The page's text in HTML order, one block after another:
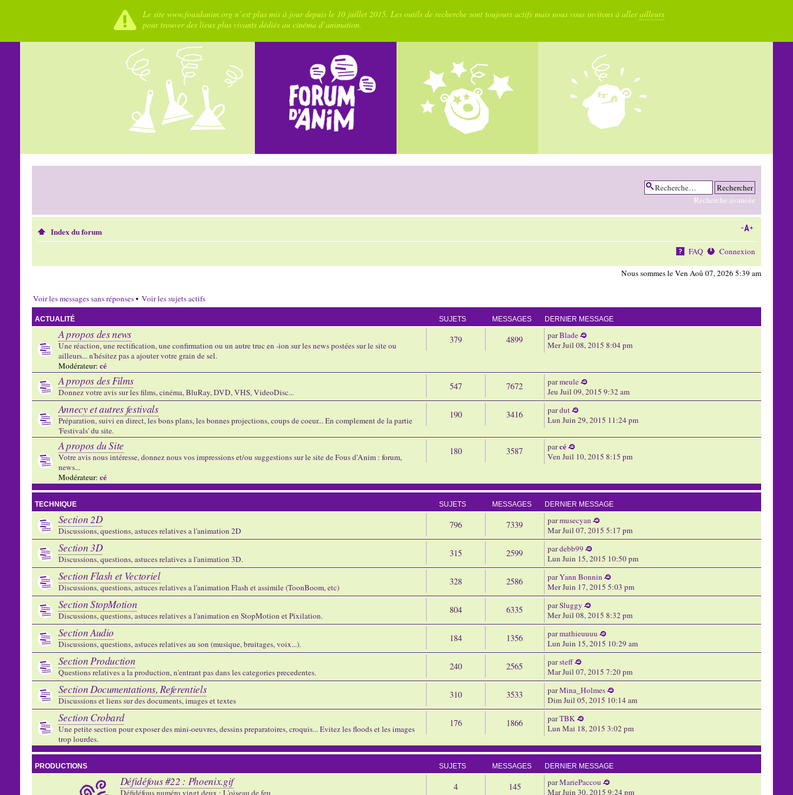
Le site www.fousdanim.org n’est plus mis à jour depuis le 10 juillet 2015. Les outils de recherche sont toujours actifs mais nous vous invitons à allerailleurs
pour trouver des lieux plus vivants dédiés au cinéma d’animation.
Recherche avancée
Index du forum
FAQ Connexion
Nous sommes le Ven Aoû 07, 2026 5:39 am
Voir les messages sans réponses• Voir les sujets actifs
ACTUALITÉ SUJETS MESSAGES DERNIER MESSAGE
A propos des news
Une réaction, une rectification, une confirmation ou un autre truc en -ion sur les news postées sur le site ou
ailleurs... n'hésitez pas a ajouter votre grain de sel.
Modérateur: cé
379 4899 parBlade
Mer Juil 08, 2015 8:04 pm
A propos des Films
Donnez votre avis sur les films, cinéma, BluRay, DVD, VHS, VideoDisc...
547 7672 parmeule
Jeu Juil 09, 2015 9:32 am
Annecy et autres festivals
Préparation, suivi en direct, les bons plans, les bonnes projections, coups de coeur... En complement de la partie
'Festivals' du site.
190 3416 pardut
Lun Juin 29, 2015 11:24 pm
A propos du Site
Votre avis nous intéresse, donnez nous vos impressions et/ou suggestions sur le site de Fous d'Anim : forum,
news...
Modérateur: cé
180 3587 parcé
Ven Juil 10, 2015 8:15 pm
TECHNIQUE SUJETS MESSAGES DERNIER MESSAGE
Section 2D
Discussions, questions, astuces relatives a l'animation 2D
796 7339 parmusecyan
Mar Juil 07, 2015 5:17 pm
Section 3D
Discussions, questions, astuces relatives a l'animation 3D.
315 2599 pardebb99
Lun Juin 15, 2015 10:50 pm
Section Flash et Vectoriel
Discussions, questions, astuces relatives a l'animation Flash et assimile (ToonBoom, etc)
328 2586 parYann Bonnin
Mer Juin 17, 2015 5:03 pm
Section StopMotion
Discussions, questions, astuces relatives a l'animation en StopMotion et Pixilation.
804 6335 parSluggy
Mer Juil 08, 2015 8:32 pm
Section Audio
Discussions, questions, astuces relatives au son (musique, bruitages, voix...).
184 1356 parmathieuuuu
Lun Juin 15, 2015 10:29 am
Section Production
Questions relatives a la production, n'entrant pas dans les categories precedentes.
240 2565 parsteff
Mar Juil 07, 2015 7:20 pm
Section Documentations, Referentiels
Discussions et liens sur des documents, images et textes
310 3533 parMina_Holmes
Dim Juil 05, 2015 10:14 am
Section Crobard
Une petite section pour exposer des mini-oeuvres, dessins preparatoires, croquis... Evitez les floods et les images
trop lourdes.
176 1866 parTBK
Lun Mai 18, 2015 3:02 pm
PRODUCTIONS SUJETS MESSAGES DERNIER MESSAGE
Défidéfous #22 : Phoenix.gif
Défidéfous numéro vingt deux : L'oiseau de feu
4 145 parMariePaccou
Mar Juin 30, 2015 9:24 pm